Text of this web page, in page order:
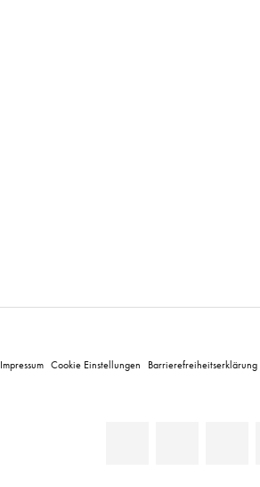
Impressum Cookie Einstellungen Barrierefreiheitserklärung